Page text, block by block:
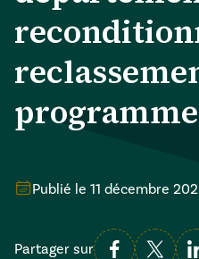
programme
Publié le 11 décembre
Partager sur